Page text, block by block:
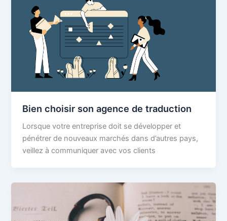
Bien choisir son agence de traduction
Lorsque votre entreprise doit se développer et
pénétrer de nouveaux marchés dans d’autres pays,
veillez à communiquer avec vos clients